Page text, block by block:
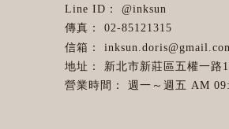
@inksun
02-85121315
新北市新莊區五權一路
週一～週五 AM